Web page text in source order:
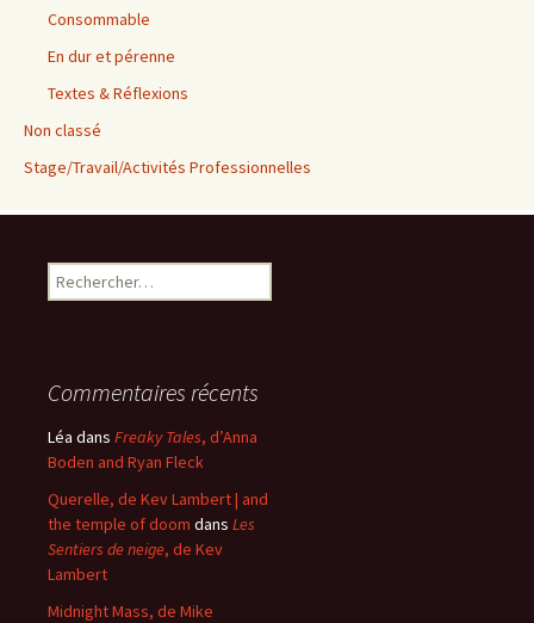
Consommable
En dur et pérenne
Textes & Réflexions
Non classé
Stage/Travail/Activités Professionnelles
Rechercher :
Commentaires récents
Léa dans Freaky Tales, d’Anna
Boden and Ryan Fleck
Querelle, de Kev Lambert | and
the temple of doom dans Les
Sentiers de neige, de Kev
Lambert
Midnight Mass, de Mike